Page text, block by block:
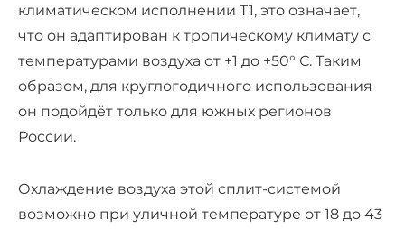
климатическом исполнении T1, это означает,
что он адаптирован к тропическому климату с
температурами воздуха от +1 до +50° С. Таким
образом, для круглогодичного использования
он подойдёт только для южных регионов
России.
Охлаждение воздуха этой сплит-системой
возможно при уличной температуре от 18 до 43